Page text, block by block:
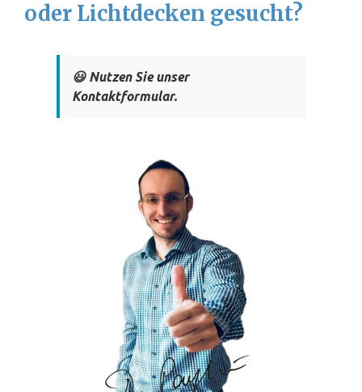
oder Lichtdecken gesucht?
😃 Nutzen Sie unser
Kontaktformular.